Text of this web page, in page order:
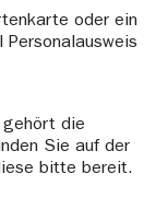
oder ein
gehört die
Sie auf der
bitte bereit.